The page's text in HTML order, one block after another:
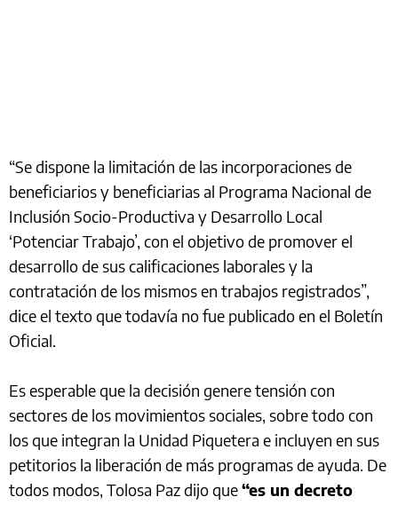
“Se dispone la limitación de las incorporaciones de
beneficiarios y beneficiarias al Programa Nacional de
Inclusión Socio-Productiva y Desarrollo Local
‘Potenciar Trabajo’, con el objetivo de promover el
desarrollo de sus calificaciones laborales y la
contratación de los mismos en trabajos registrados”,
dice el texto que todavía no fue publicado en el Boletín
Oficial.
Es esperable que la decisión genere tensión con
sectores de los movimientos sociales, sobre todo con
los que integran la Unidad Piquetera e incluyen en sus
petitorios la liberación de más programas de ayuda. De
todos modos, Tolosa Paz dijo que“es un decreto